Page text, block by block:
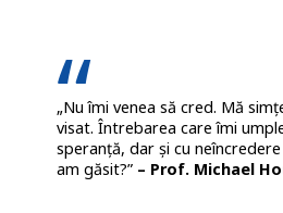
„Nu îmi venea să cred. Mă
visat. Întrebarea care îmi
speranță, dar și cu neîncredere
am găsit?” – Prof. Michael